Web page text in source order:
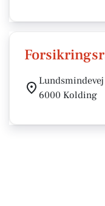
6000 Kolding